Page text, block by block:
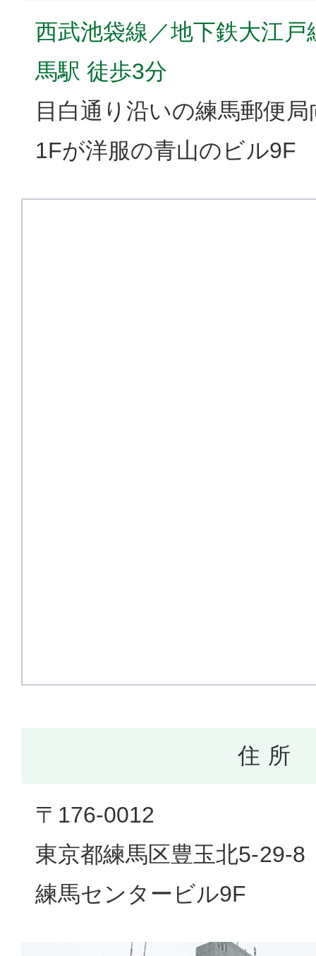
西武池袋線／地下鉄大江戸
馬駅 徒歩3分
目白通り沿いの練馬郵便
1Fが洋服の青山のビル9F
住 所
〒176-0012
東京都練馬区豊玉北5-29-8
練馬センタービル9F